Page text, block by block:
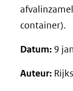
container).
Datum: 9
Auteur: